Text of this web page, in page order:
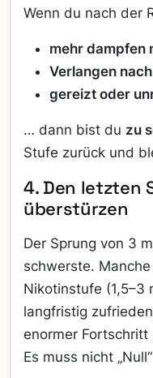
Wenn du nach der
mehr dampfen
Verlangen
gereizt oder
… dann bist du zu
Stufe zurück und
4. Den letzten
überstürzen
Der Sprung von 3
schwerste.
Nikotinstufe (1,5–3
langfristig
enormer Fortschritt
Es muss nicht